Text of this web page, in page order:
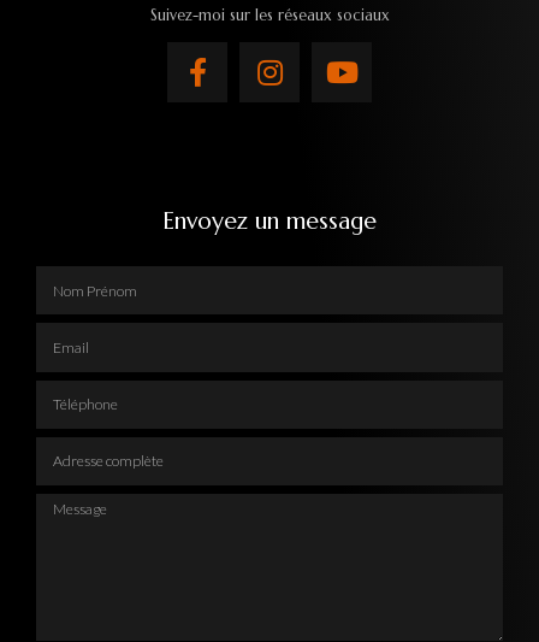
Suivez-moi sur les réseaux sociaux
Envoyez un message
Message